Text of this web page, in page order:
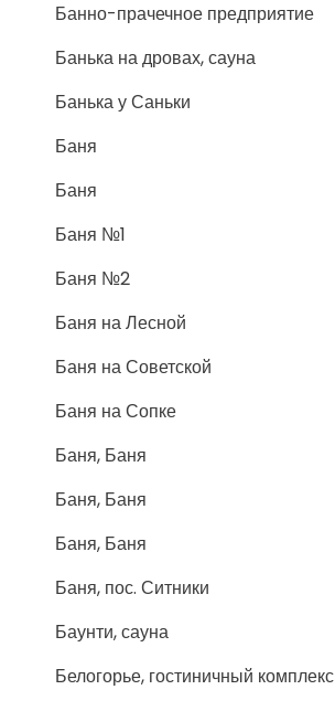
Банно-прачечное предприятие
Банька на дровах, сауна
Банька у Саньки
Баня
Баня
Баня №1
Баня №2
Баня на Лесной
Баня на Советской
Баня на Сопке
Баня, Баня
Баня, Баня
Баня, Баня
Баня, пос. Ситники
Баунти, сауна
Белогорье, гостиничный комплекс